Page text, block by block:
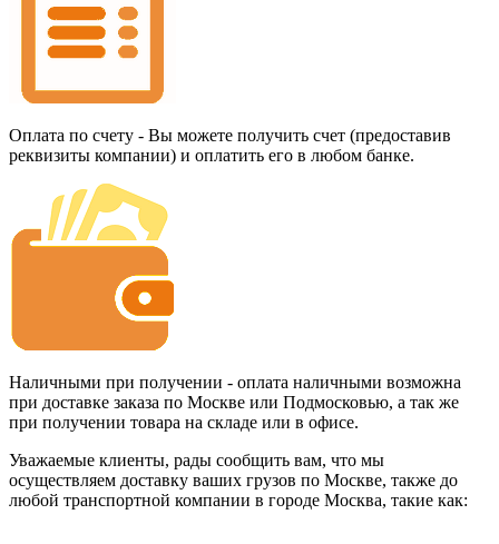
Оплата по счету - Вы можете получить счет (предоставив
реквизиты компании) и оплатить его в любом банке.
Наличными при получении - оплата наличными возможна
при доставке заказа по Москве или Подмосковью, а так же
при получении товара на складе или в офисе.
Уважаемые клиенты, рады сообщить вам, что мы
осуществляем доставку ваших грузов по Москве, также до
любой транспортной компании в городе Москва, такие как: